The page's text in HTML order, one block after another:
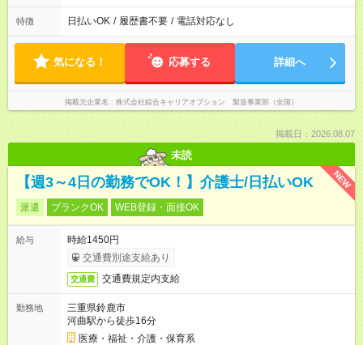
特徴 日払いOK / 履歴書不要 / 電話対応なし
気になる！ 応募する 詳細へ
掲載元企業名 株式会社綜合キャリアオプション 製造事業部（全国）
掲載日：2026.08.07
未読
NEW
【週3～4日の勤務でOK！】介護士/日払いOK
派遣 ブランクOK WEB登録・面接OK
給与
時給1450円
交通費別途支給あり
交通費 交通費規定内支給
勤務地
三重県鈴鹿市
河曲駅から徒歩16分
医療・福祉・介護・保育系